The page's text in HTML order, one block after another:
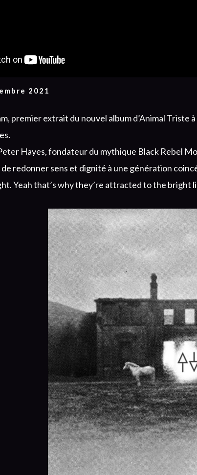
2021
premier extrait du nouvel album d’Animal Triste
Hayes, fondateur du mythique Black Rebel
redonner sens et dignité à une génération
Yeah that’s why they’re attracted to the bright